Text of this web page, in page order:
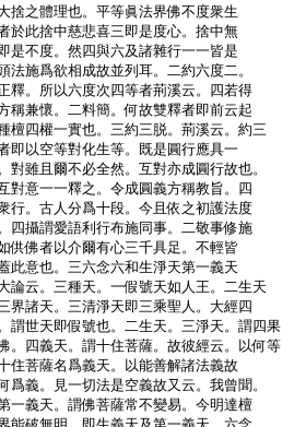
捨之體理也。平等眞法界佛不度衆生
於此捨中慈悲喜三即是度心。捨中無
是不度。然四與六及諸雜行一一皆是
法施爲欲相成故並列耳。二約六度二。
釋。所以六度次四等者荊溪云。四若得
稱兼懷。二料簡。何故雙釋者即前云起
檀四權一實也。三約三脱。荊溪云。約三
即以空等對化生等。既是圓行應具一
對雖且爾不必全然。互對亦成圓行故也。
對意一一釋之。令成圓義方稱教旨。四
行。古人分爲十段。今且依之初護法度
四攝謂愛語利行布施同事。二敬事修施
供佛者以介爾有心三千具足。不輕皆
此意也。三六念六和生淨天第一義天
論云。三種天。一假號天如人王。二生天
界諸天。三清淨天即三乘聖人。大經四
謂世天即假號也。二生天。三淨天。謂四果
。四義天。謂十住菩薩。故彼經云。以何等
住菩薩名爲義天。以能善解諸法義故
爲義。見一切法是空義故又云。我曾聞。
一義天。謂佛菩薩常不變易。今明達檀